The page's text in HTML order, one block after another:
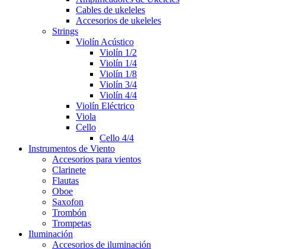
Cables de ukeleles
Accesorios de ukeleles
Strings
Violín Acústico
Violín 1/2
Violín 1/4
Violín 1/8
Violín 3/4
Violín 4/4
Violín Eléctrico
Viola
Cello
Cello 4/4
Instrumentos de Viento
Accesorios para vientos
Clarinete
Flautas
Oboe
Saxofon
Trombón
Trompetas
Iluminación
Accesorios de iluminación